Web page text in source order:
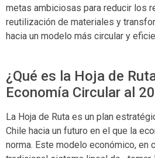
metas ambiciosas para reducir los
reutilización de materiales y
hacia un modelo más circular y
¿Qué es la Hoja de
Economía Circular al
La Hoja de Ruta es un plan
Chile hacia un futuro en el que la
norma. Este modelo económico, en